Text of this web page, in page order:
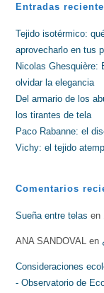
Entradas
Tejido isotérmico:
aprovecharlo en tus
Nicolas Ghesquière:
olvidar la elegancia
Del armario de los
los tirantes de tela
Paco Rabanne: el
Vichy: el tejido
Comentarios
Sueña entre telas en
ANA SANDOVAL en
Consideraciones
- Observatorio de